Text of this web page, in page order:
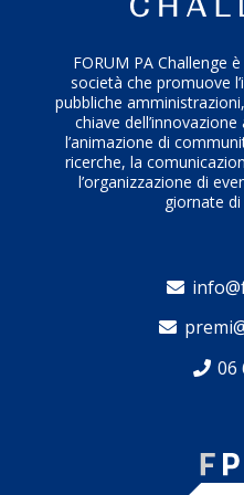
FORUM PA Challenge
società che promuove
pubbliche
chiave
l’animazione di
ricerche, la
l’organizzazione di
giornate
06